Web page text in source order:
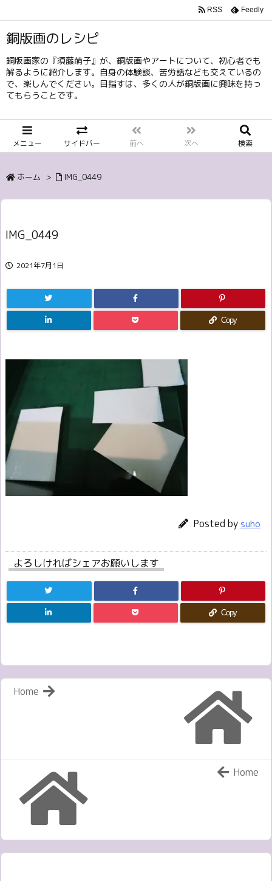
銅版画のレシピ
銅版画家の『須藤萌子』が、銅版画やアートについて、初心者でも
解るように紹介します。自身の体験談、苦労話なども交えているの
で、楽しんでください。目指すは、多くの人が銅版画に興味を持っ
てもらうことです。
メニュー サイドバー 前へ 次へ 検索
RSS Feedly
ホーム > IMG_0449
IMG_0449
2021年7月1日
Copy
Posted by suho
よろしければシェアお願いします
Copy
Home
Home